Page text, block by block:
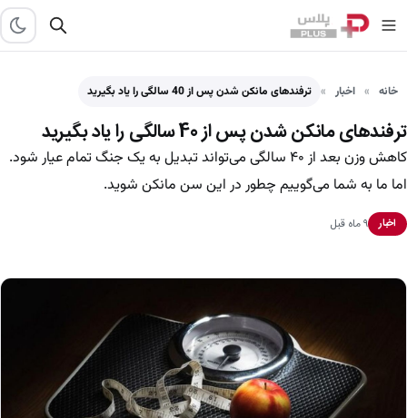
خانه اخبار ترفندهای مانکن شدن پس از 40 سالگی را یاد بگیرید
ترفندهای مانکن شدن پس از 40 سالگی را یاد بگیرید
کاهش وزن بعد از ۴۰ سالگی می‌تواند تبدیل به یک جنگ تمام عیار شود.
اما ما به شما می‌گوییم چطور در این سن مانکن شوید.
اخبار ۹ ماه قبل